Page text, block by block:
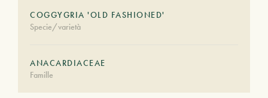
COGGYGRIA 'OLD FASHIONED'
Specie/varietà
ANACARDIACEAE
Famille